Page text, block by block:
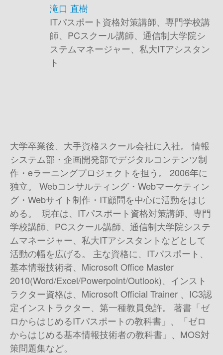
滝口 直樹
ITパスポート資格対策講師、専門学校講
師、PCスクール講師、通信制大学院シ
ステムマネージャー、私大ITアシスタン
ト
大学卒業後、大手資格スクール会社に入社。 情報
システム部・企画開発部でデジタルコンテンツ制
作・eラーニングプロジェクトを担う。 2006年に
独立。 Webコンサルティング・Webマーケティン
グ・Webサイト制作・IT顧問を中心に活動をはじ
める。 現在は、ITパスポート資格対策講師、専門
学校講師、PCスクール講師、通信制大学院システ
ムマネージャー、私大ITアシスタントなどとして
活動の幅を広げる。 主な資格に、ITパスポート、
基本情報技術者、Microsoft Office Master
2010(Word/Excel/Powerpoint/Outlook)、インスト
ラクター資格は、Microsoft Official Trainer 、IC3認
定インストラクター、第一種教員免許。 著書 「ゼ
ロからはじめるITパスポートの教科書」、「ゼロ
からはじめる基本情報技術者の教科書」、MOS対
策問題集など。